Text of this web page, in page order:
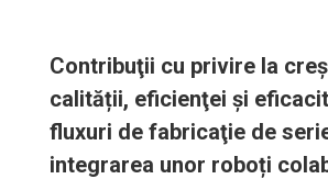
Contribuţii cu privire la
calității, eficienţei şi
fluxuri de fabricaţie de
integrarea unor roboți